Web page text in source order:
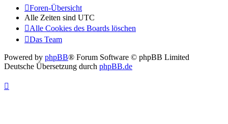
Foren-Übersicht
Alle Zeiten sind UTC
Alle Cookies des Boards löschen
Das Team
Powered by phpBB® Forum Software © phpBB Limited
Deutsche Übersetzung durch phpBB.de